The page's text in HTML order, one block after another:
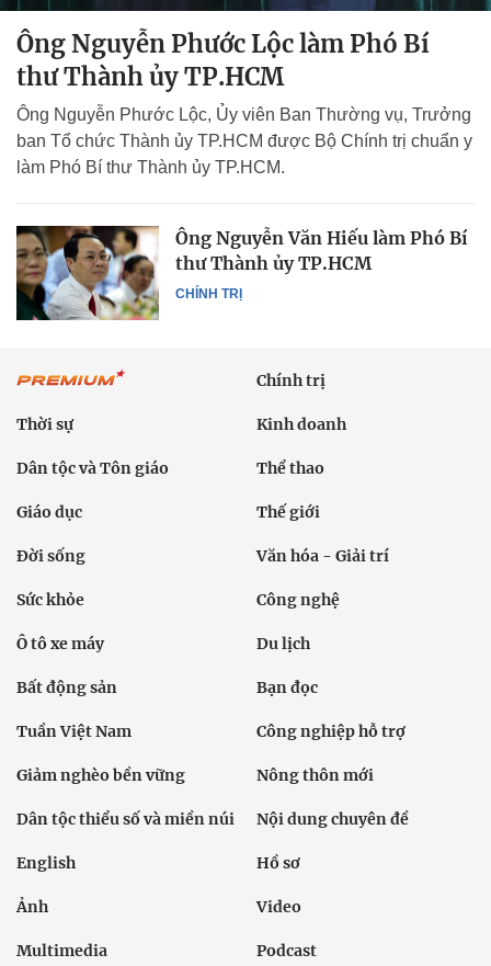
Ông Nguyễn Phước Lộc làm Phó Bí
thư Thành ủy TP.HCM
Ông Nguyễn Phước Lộc, Ủy viên Ban Thường vụ, Trưởng
ban Tổ chức Thành ủy TP.HCM được Bộ Chính trị chuẩn y
làm Phó Bí thư Thành ủy TP.HCM.
CHÍNH TRỊ
Ông Nguyễn Văn Hiếu làm Phó Bí
thư Thành ủy TP.HCM
Chính trị
Thời sự Kinh doanh
Dân tộc và Tôn giáo Thể thao
Giáo dục Thế giới
Đời sống Văn hóa - Giải trí
Sức khỏe Công nghệ
Ô tô xe máy Du lịch
Bất động sản Bạn đọc
Tuần Việt Nam Công nghiệp hỗ trợ
Giảm nghèo bền vững Nông thôn mới
Dân tộc thiểu số và miền núi Nội dung chuyên đề
English Hồ sơ
Ảnh Video
Multimedia Podcast